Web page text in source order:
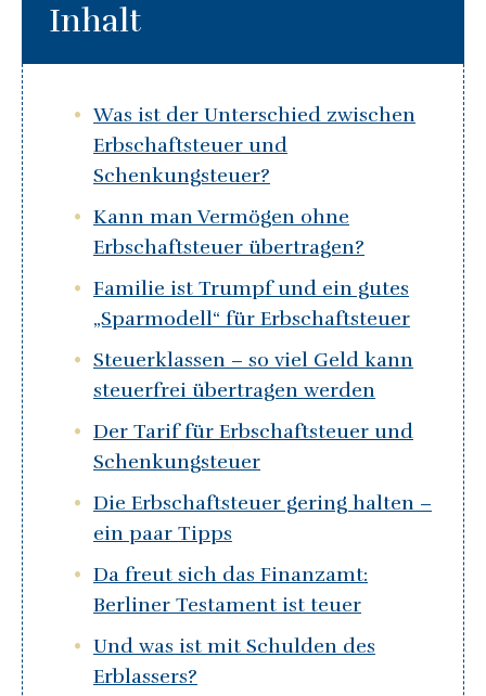
Inhalt
Was ist der Unterschied zwischen
Erbschaftsteuer und
Schenkungsteuer?
Kann man Vermögen ohne
Erbschaftsteuer übertragen?
Familie ist Trumpf und ein gutes
„Sparmodell“ für Erbschaftsteuer
Steuerklassen – so viel Geld kann
steuerfrei übertragen werden
Der Tarif für Erbschaftsteuer und
Schenkungsteuer
Die Erbschaftsteuer gering halten –
ein paar Tipps
Da freut sich das Finanzamt:
Berliner Testament ist teuer
Und was ist mit Schulden des
Erblassers?